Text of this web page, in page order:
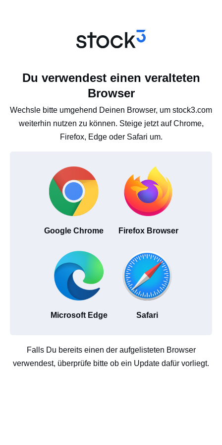
Du verwendest einen veralteten
Browser
Wechsle bitte umgehend Deinen Browser, um stock3.com
weiterhin nutzen zu können. Steige jetzt auf Chrome,
Firefox, Edge oder Safari um.
Google Chrome Firefox Browser
Microsoft Edge Safari
Falls Du bereits einen der aufgelisteten Browser
verwendest, überprüfe bitte ob ein Update dafür vorliegt.